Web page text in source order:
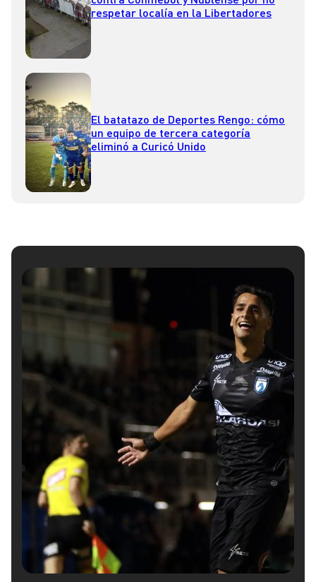
respetar localía en la Libertadores
El batatazo de Deportes Rengo: cómo
un equipo de tercera categoría
eliminó a Curicó Unido